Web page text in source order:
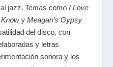
jazz. Temas como I Love
y Meagan’s Gypsy
del disco, con
y letras
sonora y los